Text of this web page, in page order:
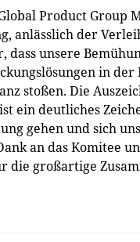
Product Group
anlässlich der
dass unsere
in der
stoßen. Die
ein deutliches
gehen und sich
an das Komitee
die großartige